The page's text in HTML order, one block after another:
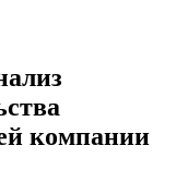
компании